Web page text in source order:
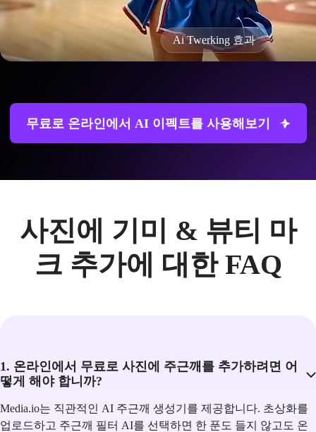
Ai Twerking 효과
무료로 온라인에서 AI 이펙트를 사용해보기
사진에 기미 & 뷰티 마
크 추가에 대한 FAQ
1. 온라인에서 무료로 사진에 주근깨를 추가하려면 어
떻게 해야 합니까?
Media.io는 직관적인 AI 주근깨 생성기를 제공합니다. 초상화를
업로드하고 주근깨 필터 AI를 선택하면 한 푼도 들지 않고도 온